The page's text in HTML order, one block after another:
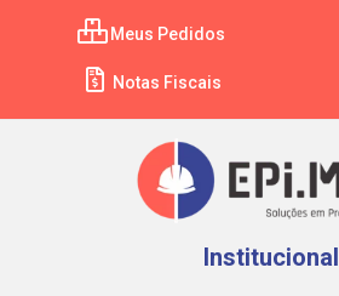
Meus Pedidos
Notas Fiscais
Institucional